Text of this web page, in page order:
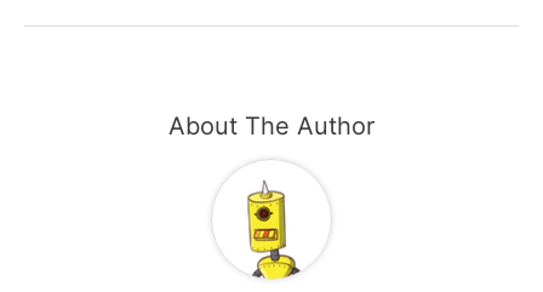
About The Author